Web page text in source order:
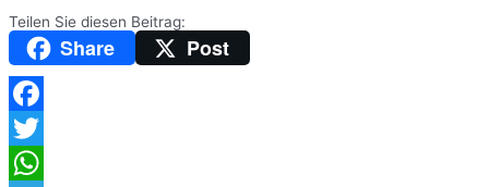
Teilen Sie diesen Beitrag:
Share Post
Facebook
Twitter